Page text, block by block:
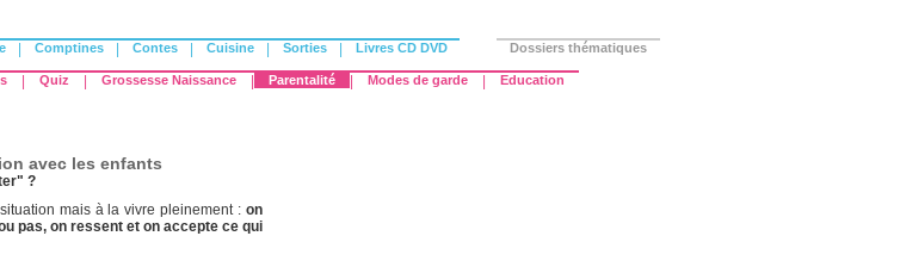
Comptines Contes Cuisine Sorties Livres CD DVD Dossiers thématiques
Quiz Grossesse Naissance Parentalité Modes de garde Education
avec les enfants
?
mais à la vivre pleinement : on
pas, on ressent et on accepte ce qui